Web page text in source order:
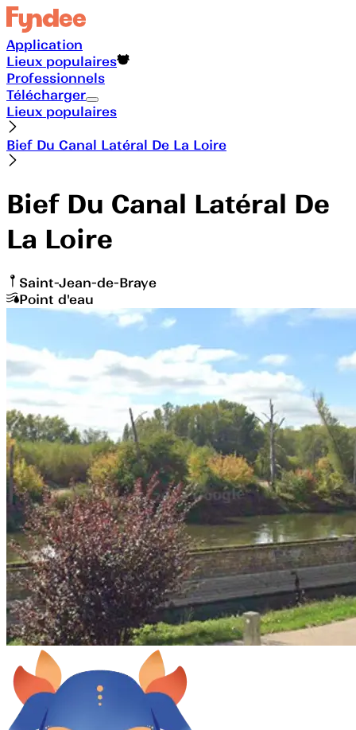
Application
Lieux populaires
Professionnels
Télécharger
Lieux populaires
Bief Du Canal Latéral De La Loire
Bief Du Canal Latéral De
La Loire
Saint-Jean-de-Braye
Point d'eau